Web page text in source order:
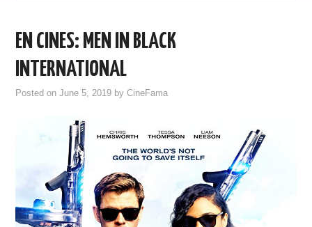
EN CINES
ESPAÑOL
EN CINES: MEN IN BLACK
INTERNATIONAL
Posted onJune 5, 2019 byCineFama